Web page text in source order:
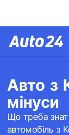
Авто з
мінуси
Що треба
автомобіль з